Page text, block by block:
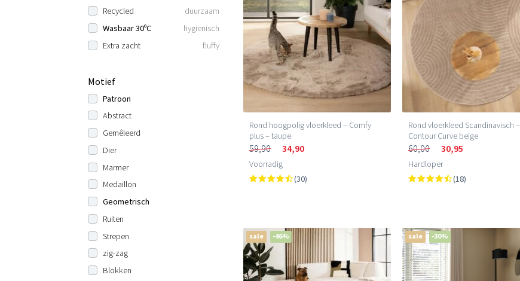
Recycled
duurzaam
Wasbaar 30ºC
hygienisch
Extra zacht
fluffy
Motief
Patroon
Abstract
Gemêleerd
Dier
Marmer
Medaillon
Geometrisch
Ruiten
Strepen
zig-zag
Blokken
Rond hoogpolig vloerkleed – Comfy
plus – taupe
59,90 34,90
Voorradig
(30)
Rond vloerkleed Scandinavisch –
Contour Curve beige
60,00 30,95
Hardloper
(18)
sale -46% sale -30%